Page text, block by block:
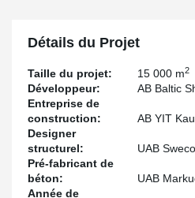
Détails du Projet
Taille du projet: 15 000 m2
Développeur:
AB Baltic
Entreprise de
construction:
AB YIT
Designer
structurel:
UAB
Pré-fabricant de
béton:
UAB
Année de